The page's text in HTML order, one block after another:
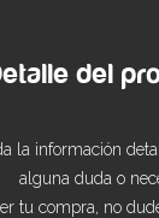
del
la información
alguna duda o
tu compra, no